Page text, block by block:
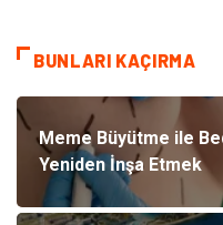
BUNLARI KAÇIRMA
Meme Büyütme ile
Yeniden İnşa Etmek